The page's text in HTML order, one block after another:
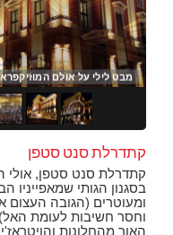
מבט לילי על אולם
קתדרלת סנט סטפן
קתדרלת סנט סטפן, אולי
בסגנון הגותי שמאפייניו
ומעוטרים (הגובה
וחסר חשיבות לעומת
האור מהחלונות